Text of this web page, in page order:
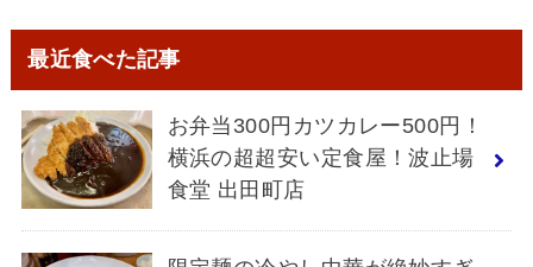
最近食べた記事
お弁当300円カツカレー500円！
横浜の超超安い定食屋！波止場
食堂 出田町店